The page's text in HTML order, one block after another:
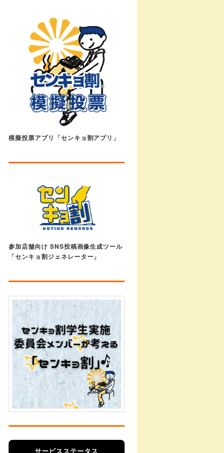
模擬投票アプリ「センキョ割アプリ」
参加店舗向け SNS投稿画像生成ツール
「センキョ割ジェネレーター」
サービスステータス